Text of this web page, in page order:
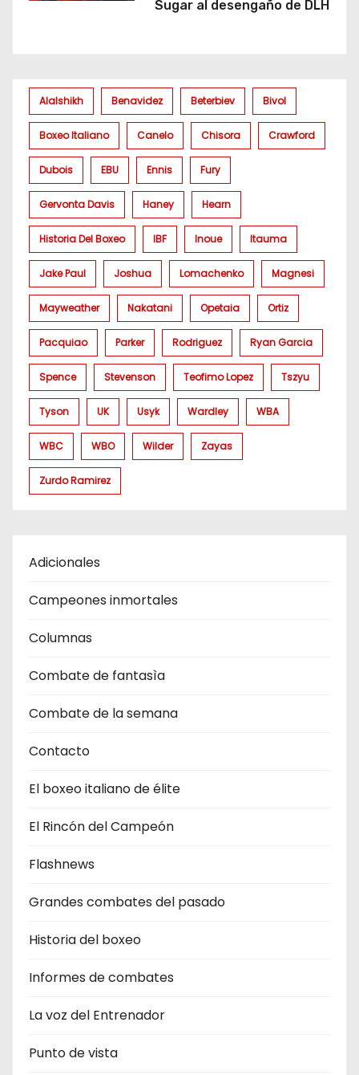
Sugar al desengaño de DLH
Alalshikh Benavidez Beterbiev Bivol
Boxeo Italiano Canelo Chisora Crawford
Dubois EBU Ennis Fury
Gervonta Davis Haney Hearn
Historia Del Boxeo IBF Inoue Itauma
Jake Paul Joshua Lomachenko Magnesi
Mayweather Nakatani Opetaia Ortiz
Pacquiao Parker Rodriguez Ryan Garcia
Spence Stevenson Teofimo Lopez Tszyu
Tyson UK Usyk Wardley WBA
WBC WBO Wilder Zayas
Zurdo Ramirez
Adicionales
Campeones inmortales
Columnas
Combate de fantasìa
Combate de la semana
Contacto
El boxeo italiano de élite
El Rincón del Campeón
Flashnews
Grandes combates del pasado
Historia del boxeo
Informes de combates
La voz del Entrenador
Punto de vista